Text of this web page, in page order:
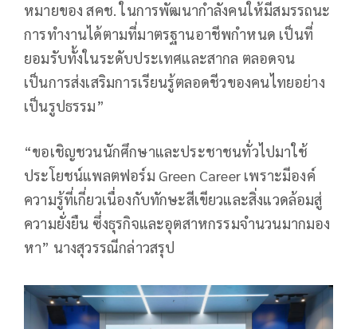
หมายของ สคช. ในการพัฒนากำลังคนให้มีสมรรถนะ
การทำงานได้ตามที่มาตรฐานอาชีพกำหนด เป็นที่
ยอมรับทั้งในระดับประเทศและสากล ตลอดจน
เป็นการส่งเสริมการเรียนรู้ตลอดชีวของคนไทยอย่าง
เป็นรูปธรรม”
“ขอเชิญชวนนักศึกษาและประชาชนทั่วไปมาใช้
ประโยชน์แพลตฟอร์ม Green Career เพราะมีองค์
ความรู้ที่เกี่ยวเนื่องกับทักษะสีเขียวและสิ่งแวดล้อมสู่
ความยั่งยืน ซึ่งธุรกิจและอุตสาหกรรมจำนวนมากมอง
หา” นางสุวรรณีกล่าวสรุป